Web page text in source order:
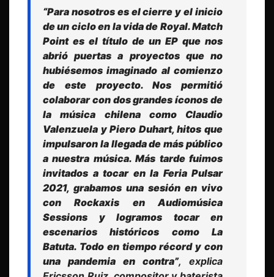
“Para nosotros es el cierre y el inicio
de un ciclo en la vida de Royal. Match
Point es el título de un EP que nos
abrió puertas a proyectos que no
hubiésemos imaginado al comienzo
de este proyecto. Nos permitió
colaborar con dos grandes íconos de
la música chilena como Claudio
Valenzuela y Piero Duhart, hitos que
impulsaron la llegada de más público
a nuestra música. Más tarde fuimos
invitados a tocar en la Feria Pulsar
2021, grabamos una sesión en vivo
con Rockaxis en Audiomúsica
Sessions y logramos tocar en
escenarios históricos como La
Batuta. Todo en tiempo récord y con
una pandemia en contra”, explica